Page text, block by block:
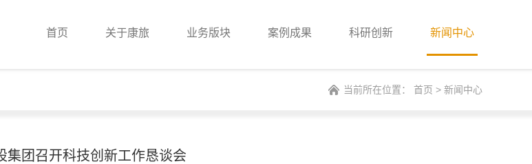
首页 关于康旅 业务版块 案例成果 科研创新 新闻中心
当前所在位置： 首页 > 新闻中心
集团召开科技创新工作恳谈会